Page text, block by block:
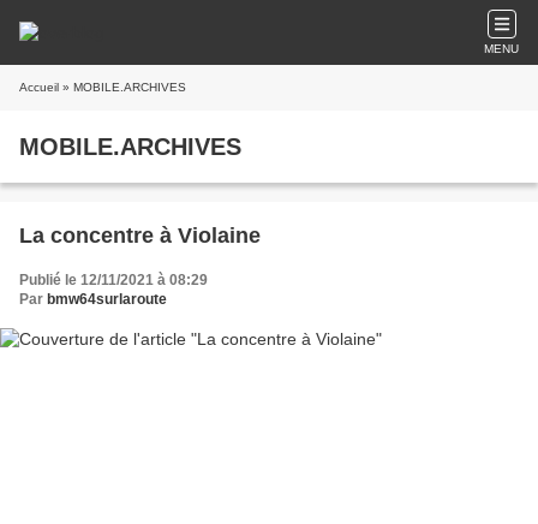
MENU
Accueil » MOBILE.ARCHIVES
MOBILE.ARCHIVES
La concentre à Violaine
Publié le 12/11/2021 à 08:29
Par bmw64surlaroute